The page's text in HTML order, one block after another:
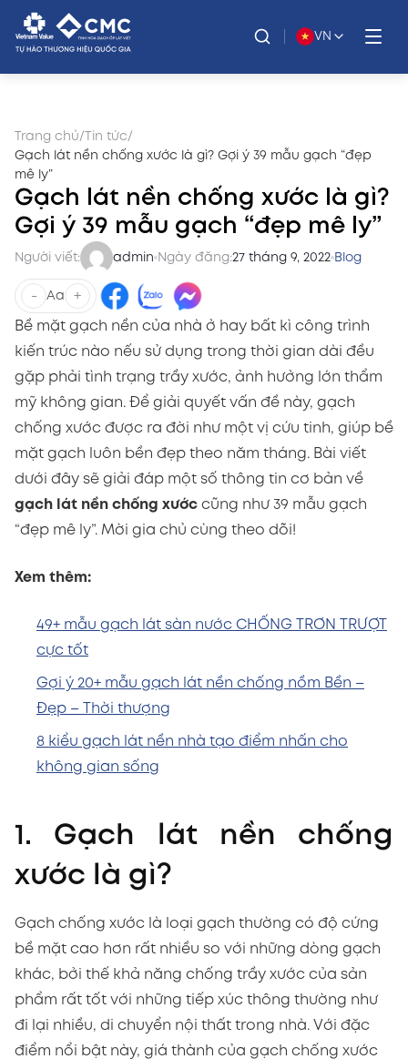
VN
Trang chủ/ Tin tức/
Gạch lát nền chống xước là gì? Gợi ý 39 mẫu gạch “đẹp
mê ly”
Gạch lát nền chống xước là gì?
Gợi ý 39 mẫu gạch “đẹp mê ly”
Người viết: admin Ngày đăng:27 tháng 9, 2022 Blog
- Aa +
Bề mặt gạch nền của nhà ở hay bất kì công trình
kiến trúc nào nếu sử dụng trong thời gian dài đều
gặp phải tình trạng trầy xước, ảnh hưởng lớn thẩm
mỹ không gian. Để giải quyết vấn đề này, gạch
chống xước được ra đời như một vị cứu tinh, giúp bề
mặt gạch luôn bền đẹp theo năm tháng. Bài viết
dưới đây sẽ giải đáp một số thông tin cơ bản về
gạch lát nền chống xước cũng như 39 mẫu gạch
“đẹp mê ly”. Mời gia chủ cùng theo dõi!
Xem thêm:
49+ mẫu gạch lát sàn nước CHỐNG TRƠN TRƯỢT
cực tốt
Gợi ý 20+ mẫu gạch lát nền chống nồm Bền –
Đẹp – Thời thượng
8 kiểu gạch lát nền nhà tạo điểm nhấn cho
không gian sống
1. Gạch lát nền chống
xước là gì?
Gạch chống xước là loại gạch thường có độ cứng
bề mặt cao hơn rất nhiều so với những dòng gạch
khác, bởi thế khả năng chống trầy xước của sản
phẩm rất tốt với những tiếp xúc thông thường như
đi lại nhiều, di chuyển nội thất trong nhà. Với đặc
điểm nổi bật này, giá thành của gạch chống xước